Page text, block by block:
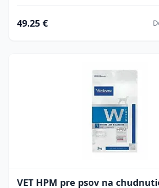
49.25 €
VET HPM pre psov na